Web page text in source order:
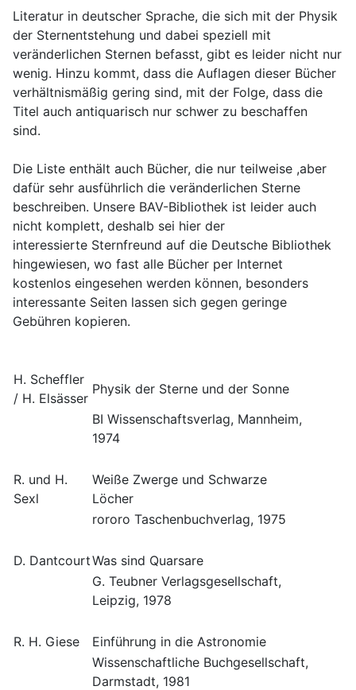
Literatur in deutscher Sprache, die sich mit der Physik
der Sternentstehung und dabei speziell mit
veränderlichen Sternen befasst, gibt es leider nicht nur
wenig. Hinzu kommt, dass die Auflagen dieser Bücher
verhältnismäßig gering sind, mit der Folge, dass die
Titel auch antiquarisch nur schwer zu beschaffen
sind.
Die Liste enthält auch Bücher, die nur teilweise ,aber
dafür sehr ausführlich die veränderlichen Sterne
beschreiben. Unsere BAV-Bibliothek ist leider auch
nicht komplett, deshalb sei hier der
interessierte Sternfreund auf die Deutsche Bibliothek
hingewiesen, wo fast alle Bücher per Internet
kostenlos eingesehen werden können, besonders
interessante Seiten lassen sich gegen geringe
Gebühren kopieren.
H. Scheffler
/ H. Elsässer
Physik der Sterne und der Sonne
BI Wissenschaftsverlag, Mannheim,
1974
R. und H.
Sexl
Weiße Zwerge und Schwarze
Löcher
rororo Taschenbuchverlag, 1975
D. DantcourtWas sind Quarsare
G. Teubner Verlagsgesellschaft,
Leipzig, 1978
R. H. Giese
Einführung in die Astronomie
Wissenschaftliche Buchgesellschaft,
Darmstadt, 1981